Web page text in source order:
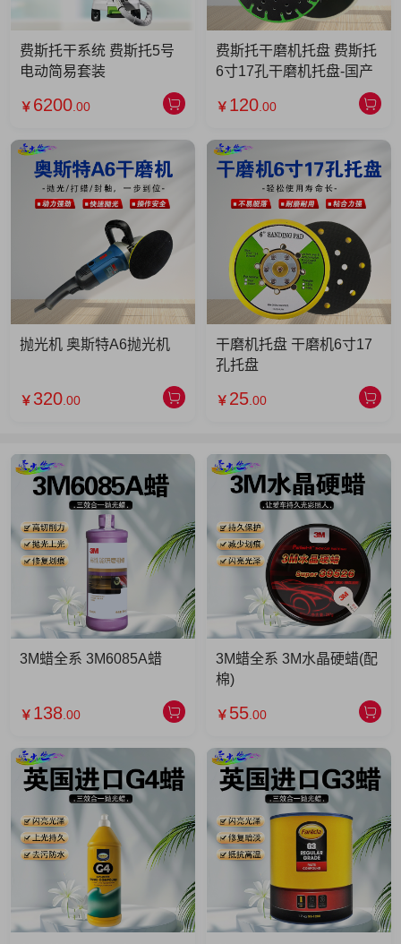
费斯托干系统 费斯托5号
电动简易套装
￥ 6200 .00
费斯托干磨机托盘 费斯托
6寸17孔干磨机托盘-国产
￥ 120 .00
抛光机 奥斯特A6抛光机
￥ 320 .00
干磨机托盘 干磨机6寸17
孔托盘
￥ 25 .00
3M蜡全系 3M6085A蜡
￥ 138 .00
3M蜡全系 3M水晶硬蜡(配
棉)
￥ 55 .00